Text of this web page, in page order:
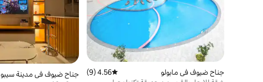
جناح ضيوف في مابولو متوسط التقييم 4.56 من 5، 9 مراجعات
4.56 (9)
جناح ضيوف في مدينة سيبو